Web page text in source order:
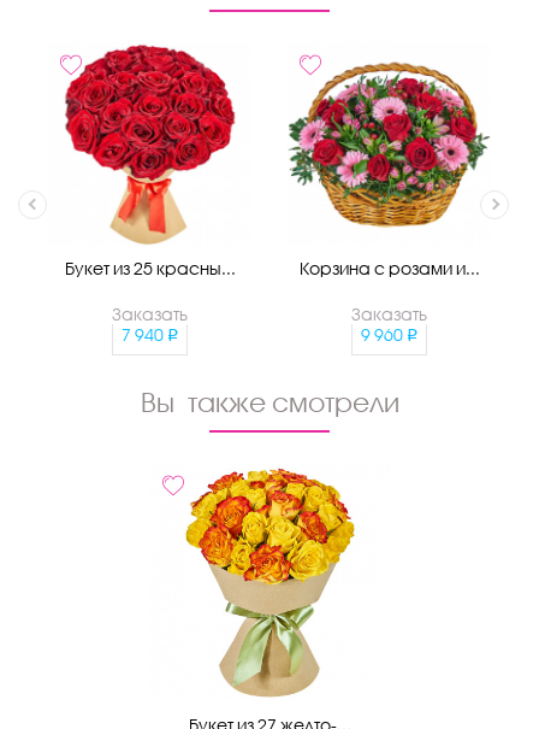
Букет из 25 красны...
Заказать
7 940
Корзина с розами и...
Заказать
9 960
Вы также смотрели